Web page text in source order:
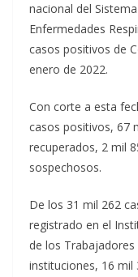
nacional del
Enfermedades
casos positivos de
enero de 2022.
Con corte a esta
casos positivos, 67
recuperados, 2 mil
sospechosos.
De los 31 mil 262
registrado en el
de los
instituciones, 16 mil